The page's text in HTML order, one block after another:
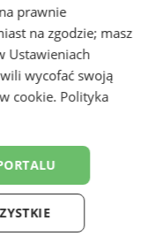
prawnie
na zgodzie; masz
Ustawieniach
wycofać swoją
cookie. Polityka